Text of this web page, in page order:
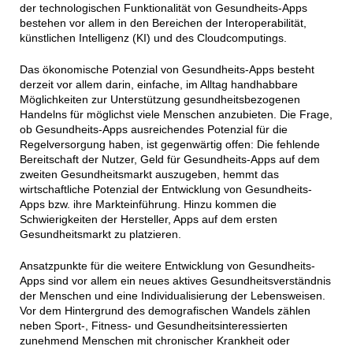
der technologischen Funktionalität von Gesundheits-Apps
bestehen vor allem in den Bereichen der Interoperabilität,
künstlichen Intelligenz (KI) und des Cloudcomputings.
Das ökonomische Potenzial von Gesundheits-Apps besteht
derzeit vor allem darin, einfache, im Alltag handhabbare
Möglichkeiten zur Unterstützung gesundheitsbezogenen
Handelns für möglichst viele Menschen anzubieten. Die Frage,
ob Gesundheits-Apps ausreichendes Potenzial für die
Regelversorgung haben, ist gegenwärtig offen: Die fehlende
Bereitschaft der Nutzer, Geld für Gesundheits-Apps auf dem
zweiten Gesundheitsmarkt auszugeben, hemmt das
wirtschaftliche Potenzial der Entwicklung von Gesundheits-
Apps bzw. ihre Markteinführung. Hinzu kommen die
Schwierigkeiten der Hersteller, Apps auf dem ersten
Gesundheitsmarkt zu platzieren.
Ansatzpunkte für die weitere Entwicklung von Gesundheits-
Apps sind vor allem ein neues aktives Gesundheitsverständnis
der Menschen und eine Individualisierung der Lebensweisen.
Vor dem Hintergrund des demografischen Wandels zählen
neben Sport-, Fitness- und Gesundheitsinteressierten
zunehmend Menschen mit chronischer Krankheit oder